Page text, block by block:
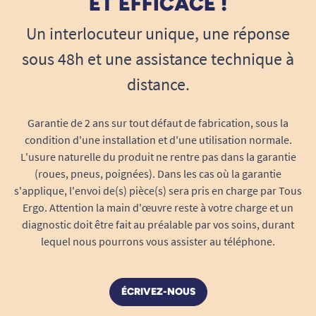
Finitions fines et coutures plates, aucun
effet de surépaisseur sous les vêtements
même les plus ajustés.
Coloris discret pour rester élégante en
toute situation.
pas lors des mouvements ou des
changements de posture.
Poids plume et absence de matière
volumineuse pour une totale liberté de
mouvement.
Hygiène, sécurité et simplicité d’utilisation
Chaque paquet contient10 unités, pour
déplacements.
Format jetable, hygiénique et pratique : une
Un interlocuteur unique, une réponse
sous 48h et une assistance technique à
distance.
Garantie de 2 ans sur tout défaut de fabrication, sous la
condition d'une installation et d'une utilisation normale.
L'usure naturelle du produit ne rentre pas dans la garantie
(roues, pneus, poignées). Dans les cas où la garantie
s'applique, l'envoi de(s) pièce(s) sera pris en charge par Tous
Ergo. Attention la main d'œuvre reste à votre charge et un
diagnostic doit être fait au préalable par vos soins, durant
lequel nous pourrons vous assister au téléphone.
ÉCRIVEZ-NOUS